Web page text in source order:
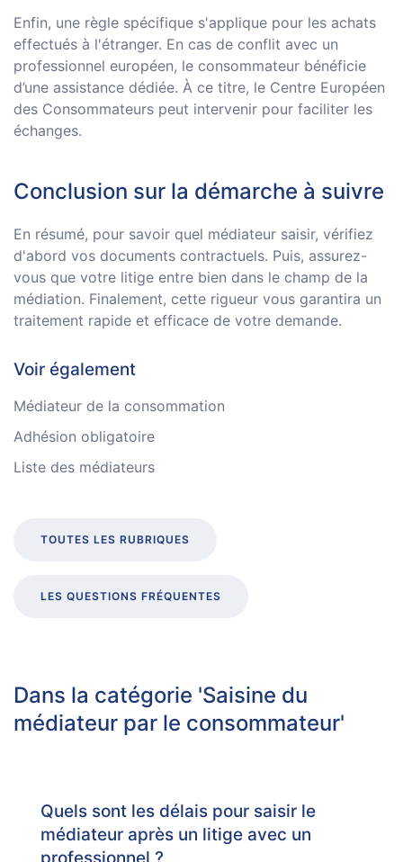
Enfin, une règle spécifique s'applique pour les achats
effectués à l'étranger. En cas de conflit avec un
professionnel européen, le consommateur bénéficie
d’une assistance dédiée. À ce titre, le Centre Européen
des Consommateurs peut intervenir pour faciliter les
échanges.
Conclusion sur la démarche à suivre
En résumé, pour savoir quel médiateur saisir, vérifiez
d'abord vos documents contractuels. Puis, assurez-
vous que votre litige entre bien dans le champ de la
médiation. Finalement, cette rigueur vous garantira un
traitement rapide et efficace de votre demande.
Voir également
Médiateur de la consommation
Adhésion obligatoire
Liste des médiateurs
TOUTES LES RUBRIQUES
LES QUESTIONS FRÉQUENTES
Dans la catégorie 'Saisine du
médiateur par le consommateur'
Quels sont les délais pour saisir le
médiateur après un litige avec un